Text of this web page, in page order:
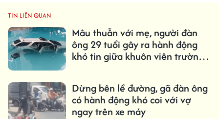
TIN LIÊN QUAN
Mâu thuẫn với mẹ, người đàn
ông 29 tuổi gây ra hành động
khó tin giữa khuôn viên trường
Dừng bên lề đường, gã đàn ông
có hành động khó coi với vợ
ngay trên xe máy